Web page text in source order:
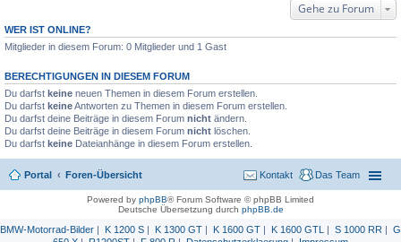
Gehe zu Forum
WER IST ONLINE?
Mitglieder in diesem Forum: 0 Mitglieder und 1 Gast
BERECHTIGUNGEN IN DIESEM FORUM
Du darfst keine neuen Themen in diesem Forum erstellen.
Du darfst keineAntworten zu Themen in diesem Forum erstellen.
Du darfst deine Beiträge in diesem Forum nicht ändern.
Du darfst deine Beiträge in diesem Forum nicht löschen.
Du darfst keine Dateianhänge in diesem Forum erstellen.
Portal Foren-Übersicht Das Team
Kontakt
Powered by phpBB® Forum Software © phpBB Limited
Deutsche Übersetzung durch phpBB.de
BMW-Motorrad-Bilder | K 1200 S | K 1300 GT | K 1600 GT | K 1600 GTL | S 1000 RR | G